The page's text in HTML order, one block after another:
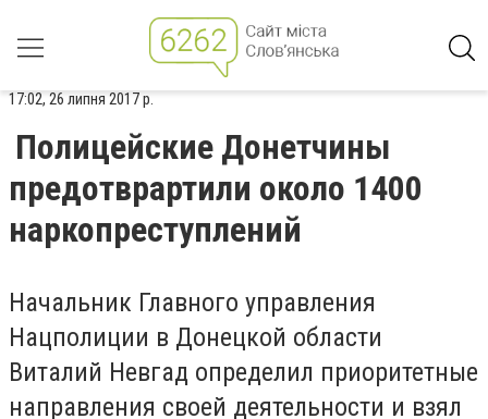
17:02, 26 липня 2017 р.
Полицейские Донетчины
предотврартили около 1400
наркопреступлений
Начальник Главного управления
Нацполиции в Донецкой области
Виталий Невгад определил приоритетные
направления своей деятельности и взял